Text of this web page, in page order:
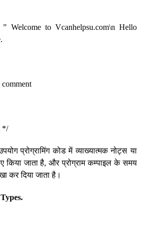
Welcome to Vcanhelpsu.com\n Hello
*/
प्रोग्रामिंग कोड में व्याख्यात्मक नोट्स या
किया जाता है, और प्रोग्राम कम्पाइल के समय
कर दिया जाता है।